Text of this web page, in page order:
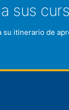
sus
su itinerario de